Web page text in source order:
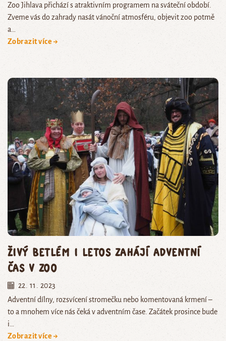
Zoo Jihlava přichází s atraktivním programem na sváteční období.
Zveme vás do zahrady nasát vánoční atmosféru, objevit zoo potmě
a…
Zobrazit více →
Živý betlém i letos zahájí adventní
čas v zoo
22. 11. 2023
Adventní dílny, rozsvícení stromečku nebo komentovaná krmení –
to a mnohem více nás čeká v adventním čase. Začátek prosince bude
i…
Zobrazit více →